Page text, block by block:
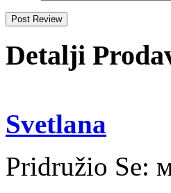
Detalji
Svetlana
Pridružio Se: